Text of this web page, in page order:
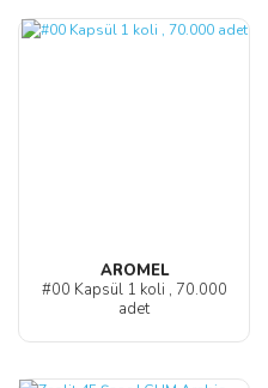
AROMEL
#00 Kapsül 1 koli , 70.000
adet